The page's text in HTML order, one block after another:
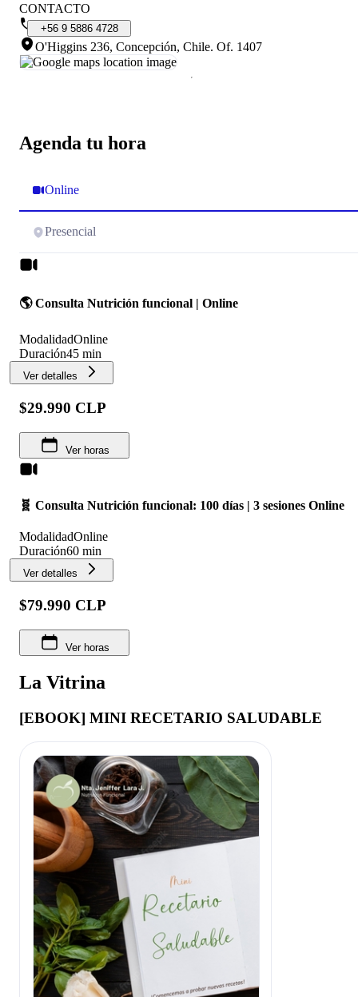
Agenda tu hora
Online
Presencial
🌎 Consulta Nutrición funcional | Online
ModalidadOnline
Duración45 min
Ver detalles
$29.990 CLP
Ver horas
🧬 Consulta Nutrición funcional: 100 días | 3 sesiones Online
ModalidadOnline
Duración60 min
Ver detalles
$79.990 CLP
Ver horas
La Vitrina
[EBOOK] MINI RECETARIO SALUDABLE
CONTACTO
+56 9 5886 4728
O'Higgins 236, Concepción, Chile. Of. 1407